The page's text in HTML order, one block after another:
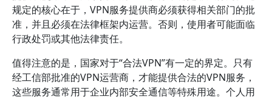
规定的核心在于，VPN服务提供商必须获得相关部门的批
准，并且必须在法律框架内运营。否则，使用者可能面临
行政处罚或其他法律责任。
值得注意的是，国家对于“合法VPN”有一定的界定。只有
经工信部批准的VPN运营商，才能提供合法的VPN服务，
这些服务通常用于企业内部安全通信等特殊用途。个人用